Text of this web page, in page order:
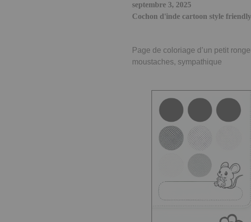
septembre 3, 2025
Cochon d'inde cartoon style friendly
Page de coloriage d’un petit
moustaches, sympathique